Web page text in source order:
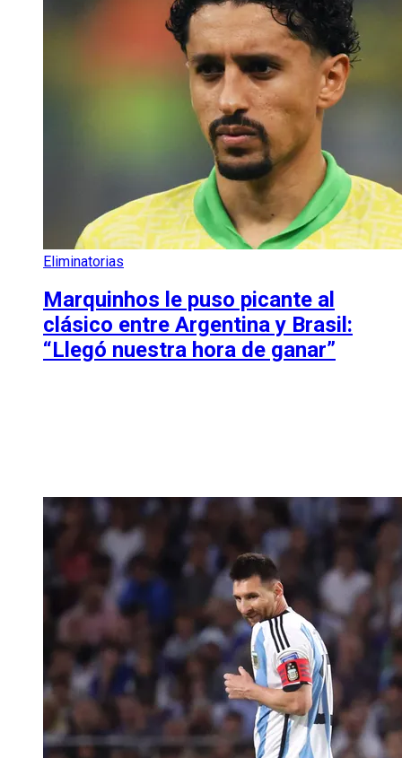
Eliminatorias
Marquinhos le puso picante al
clásico entre Argentina y Brasil:
“Llegó nuestra hora de ganar”